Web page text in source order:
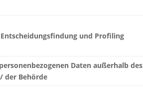
und Profiling
Daten außerhalb des
der Behörde